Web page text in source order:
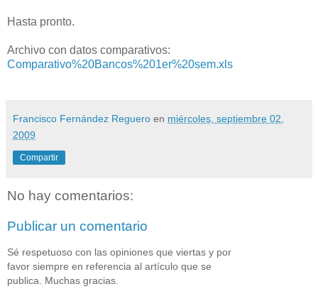
Hasta pronto.
Archivo con datos comparativos:
Comparativo%20Bancos%201er%20sem.xls
Francisco Fernández Reguero en miércoles, septiembre 02,
2009
Compartir
No hay comentarios:
Publicar un comentario
Sé respetuoso con las opiniones que viertas y por
favor siempre en referencia al artículo que se
publica. Muchas gracias.